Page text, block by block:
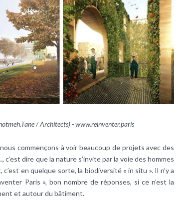
/ Architects) -www.reinventer.paris
commençons à voir beaucoup de projets avec des
dire que la nature s’invite par la voie des hommes
en quelque sorte, la biodiversité « in situ ». Il n’y a
Paris », bon nombre de réponses, si ce n’est la
et autour du bâtiment.